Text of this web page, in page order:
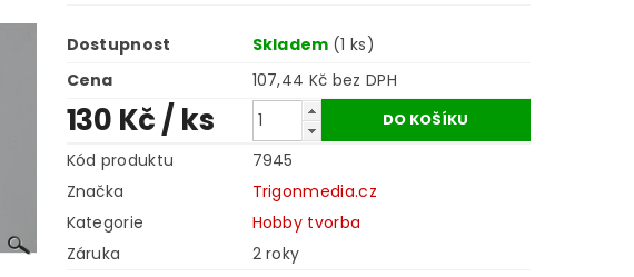
Dostupnost Skladem (1 ks)
Cena
107,44 Kč bez DPH
130 Kč/ ks
Kód produktu
7945
Značka
Trigonmedia.cz
Kategorie
Hobby tvorba
Záruka
2 roky